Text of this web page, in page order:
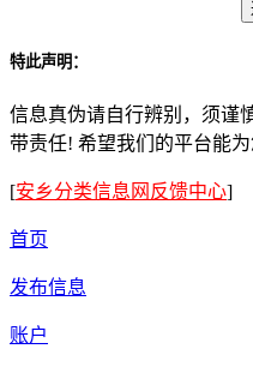
特此声明：
信息真伪请自行辨别，须谨
带责任! 希望我们的平台能为
[安乡分类信息网反馈中心]
首页
发布信息
账户